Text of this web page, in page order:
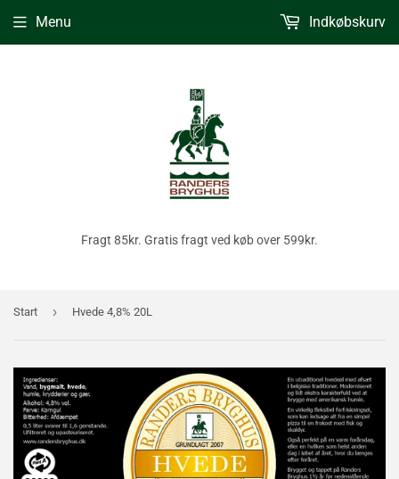
Fragt 85kr. Gratis fragt ved køb over 599kr.
Menu Indkøbskurv
Start › Hvede 4,8% 20L